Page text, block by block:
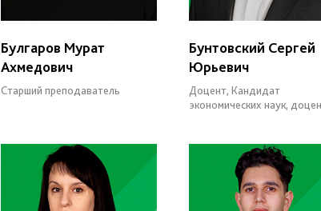
Булгаров Мурат
Ахмедович
Старший преподаватель
Бунтовский Сергей
Юрьевич
Доцент, Кандидат
экономических наук,